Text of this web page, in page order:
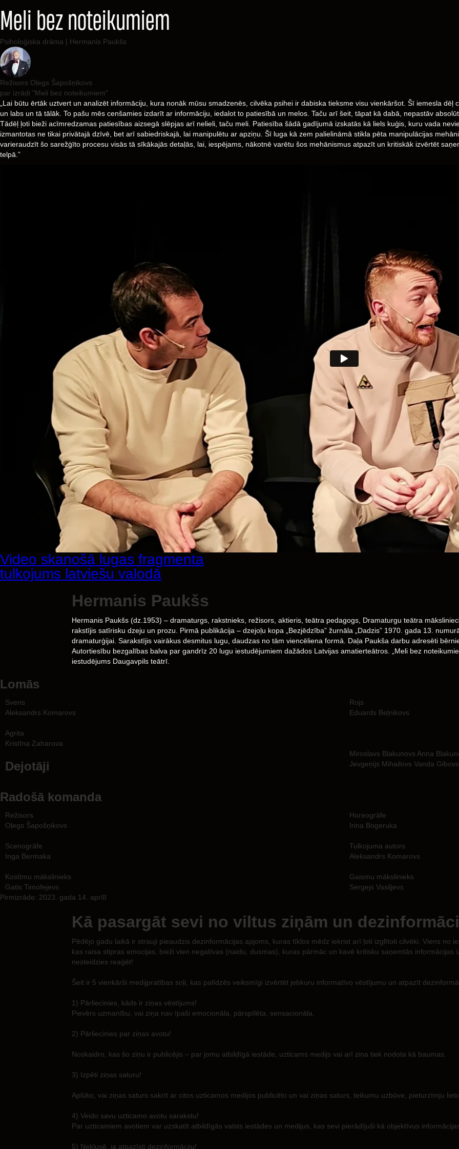
Meli bez noteikumiem
Psiholoģiska drāma | Hermanis Paukšs
Režisors Oļegs Šapošņikovs
par izrādi "Meli bez noteikumiem"
„Lai būtu ērtāk uztvert un analizēt informāciju, kura nonāk mūsu smadzenēs, cilvēka psihei ir dabiska tieksme visu vienkāršot. Šī iemesla
un labs un tā tālāk. To pašu mēs cenšamies izdarīt ar informāciju, iedalot to patiesībā un melos. Taču arī šeit, tāpat kā dabā, nepastāv
Tādēļ ļoti bieži acīmredzamas patiesības aizsegā slēpjas arī nelieli, taču meli. Patiesība šādā gadījumā izskatās kā liels kuģis, kuru vada
izmantotas ne tikai privātajā dzīvē, bet arī sabiedriskajā, lai manipulētu ar apziņu. Šī luga kā zem palielināmā stikla pēta manipulācijas
varieraudzīt šo sarežģīto procesu visās tā sīkākajās detaļās, lai, iespējams, nākotnē varētu šos mehānismus atpazīt un kritiskāk izvērtēt
telpā.”
Video skanošā lugas fragmenta
tulkojums latviešu valodā
Hermanis Paukšs
Hermanis Paukšs (dz.1953) – dramaturgs, rakstnieks, režisors, aktieris, teātra pedagogs, Dramaturgu teātra
rakstījis satīrisku dzeju un prozu. Pirmā publikācija – dzejoļu kopa „Bezjēdzība” žurnāla „Dadzis” 1970. gada 13.
dramaturģijai. Sarakstījis vairākus desmitus lugu, daudzas no tām viencēliena formā. Daļa Paukša darbu adresēti
Autortiesību bezgalības balva par gandrīz 20 lugu iestudējumiem dažādos Latvijas amatierteātros. „Meli bez
iestudējums Daugavpils teātrī.
Lomās
Svens
Aleksandrs Komarovs
Agrita
Kristīna Zaharova
Rojs
Eduards Beļnikovs
Dejotāji
Miroslavs Blakunovs Anna
Jevgeņijs Mihailovs Vanda
Radošā komanda
Režisors
Oļegs Šapošņikovs
Scenogrāfe
Inga Bermaka
Kostīmu mākslinieks
Gatis Timofejevs
Horeogrāfe
Irina Bogeruka
Tulkojuma autors
Aleksandrs Komarovs
Gaismu mākslinieks
Sergejs Vasiļjevs
Pirmizrāde: 2023. gada 14. aprīlī
Kā pasargāt sevi no viltus ziņām un
Pēdējo gadu laikā ir strauji pieaudzis dezinformācijas apjoms, kuras tīklos mēdz iekrist arī ļoti izglītoti cilvēki. Viens no
kas raisa stipras emocijas, bieži vien negatīvas (naidu, dusmas), kuras pārmāc un kavē kritisku saņemtās
nesteidzies reaģēt!
Šeit ir 5 vienkārši medijpratības soļi, kas palīdzēs veiksmīgi izvērtēt jebkuru informatīvo vēstījumu un atpazīt
1) Pārliecinies, kāds ir ziņas vēstījums!
Pievērs uzmanību, vai ziņa nav īpaši emocionāla, pārspīlēta, sensacionāla.
2) Pārliecinies par ziņas avotu!
Noskaidro, kas šo ziņu ir publicējis – par jomu atbildīgā iestāde, uzticams medijs vai arī ziņa tiek nodota kā baumas.
3) Izpēti ziņas saturu!
Aplūko, vai ziņas saturs sakrīt ar citos uzticamos medijos publicēto un vai ziņas saturs, teikumu uzbūve, pieturzīmju
4) Veido savu uzticamo avotu sarakstu!
Par uzticamiem avotiem var uzskatīt atbildīgās valsts iestādes un medijus, kas sevi pierādījuši kā objektīvus
5) Neklusē, ja atpazīsti dezinformāciju!